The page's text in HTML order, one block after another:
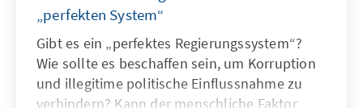
„perfekten System“
Gibt es ein „perfektes Regierungssystem“?
Wie sollte es beschaffen sein, um Korruption
und illegitime politische Einflussnahme zu
verhindern? Kann der menschliche Faktor